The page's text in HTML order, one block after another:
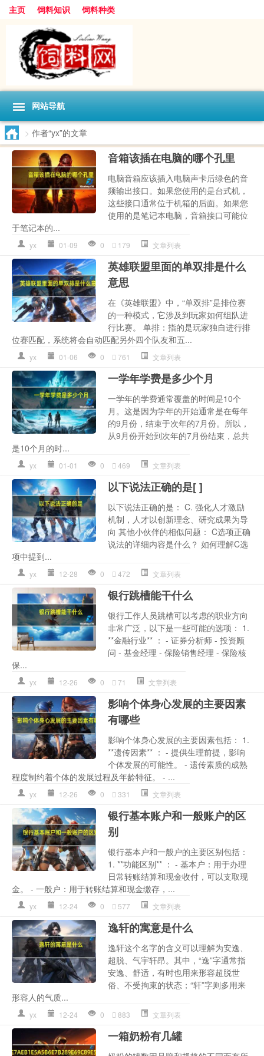
主页 饲料知识 饲料种类
网站导航
> 作者“yx”的文章
音箱该插在电脑的哪个孔里
电脑音箱应该插入电脑声卡后绿色的音
频输出接口。如果您使用的是台式机，
这些接口通常位于机箱的后面。如果您
使用的是笔记本电脑，音箱接口可能位
于笔记本的...
yx 01-09 0 179 文章列表
英雄联盟里面的单双排是什么
意思
在《英雄联盟》中，“单双排”是排位赛
的一种模式，它涉及到玩家如何组队进
行比赛。 单排：指的是玩家独自进行排
位赛匹配，系统将会自动匹配另外四个队友和五...
yx 01-06 0 761 文章列表
一学年学费是多少个月
一学年的学费通常覆盖的时间是10个
月。这是因为学年的开始通常是在每年
的9月份，结束于次年的7月份。所以，
从9月份开始到次年的7月份结束，总共
是10个月的时...
yx 01-01 0 469 文章列表
以下说法正确的是[ ]
以下说法正确的是： C. 强化人才激励
机制，人才以创新理念、研究成果为导
向 其他小伙伴的相似问题： C选项正确
说法的详细内容是什么？ 如何理解C选
项中提到...
yx 12-28 0 472 文章列表
银行跳槽能干什么
银行工作人员跳槽可以考虑的职业方向
非常广泛，以下是一些可能的选项： 1.
**金融行业** ： - 证券分析师 - 投资顾
问 - 基金经理 - 保险销售经理 - 保险核
保...
yx 12-26 0 71 文章列表
影响个体身心发展的主要因素
有哪些
影响个体身心发展的主要因素包括： 1.
**遗传因素** ： - 提供生理前提，影响
个体发展的可能性。 - 遗传素质的成熟
程度制约着个体的发展过程及年龄特征。 - ...
yx 12-26 0 331 文章列表
银行基本账户和一般账户的区
别
银行基本户和一般户的主要区别包括：
1. **功能区别** ： - 基本户：用于办理
日常转账结算和现金收付，可以支取现
金。 - 一般户：用于转账结算和现金缴存，...
yx 12-24 0 577 文章列表
逸轩的寓意是什么
逸轩这个名字的含义可以理解为安逸、
超脱、气宇轩昂。其中，“逸”字通常指
安逸、舒适，有时也用来形容超脱世
俗、不受拘束的状态；“轩”字则多用来
形容人的气质...
yx 12-24 0 883 文章列表
一箱奶粉有几罐